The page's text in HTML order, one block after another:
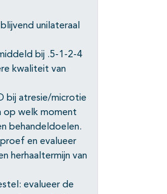
unilateraal
bij .5-1-2-4
kwaliteit van
bij atresie/microtie
op welk moment
behandeldoelen.
en evalueer
herhaaltermijn van
evalueer de